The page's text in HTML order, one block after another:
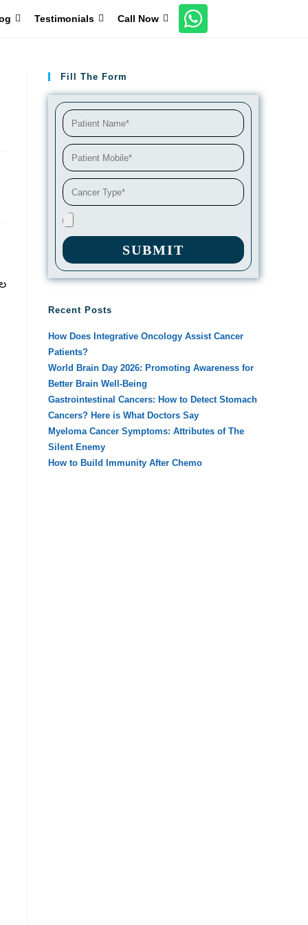
Testimonials Call Now
Fill The Form
SUBMIT
Recent Posts
How Does Integrative Oncology Assist Cancer
Patients?
World Brain Day 2026: Promoting Awareness for
Better Brain Well-Being
Gastrointestinal Cancers: How to Detect Stomach
Cancers? Here is What Doctors Say
Myeloma Cancer Symptoms: Attributes of The
Silent Enemy
How to Build Immunity After Chemo